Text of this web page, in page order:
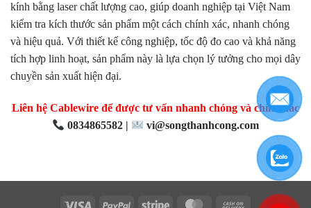
kính bằng laser chất lượng cao, giúp doanh nghiệp tại Việt Nam
kiểm tra kích thước sản phẩm một cách chính xác, nhanh chóng
và hiệu quả. Với thiết kế công nghiệp, tốc độ đo cao và khả năng
tích hợp linh hoạt, sản phẩm này là lựa chọn lý tưởng cho mọi dây
chuyền sản xuất hiện đại.
Liên hệ Cablewire để được tư vấn nhanh chóng và chính xác
0834865582 |
vi@songthanhcong.com
Visa PayPal Stripe MasterCard
Cash